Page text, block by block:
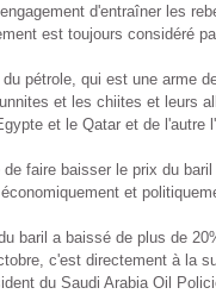
d'entraîner les
est toujours considéré
pétrole, qui est une arme
et les chiites et leurs
et le Qatar et de l'autre
faire baisser le prix du
et
baril a baissé de plus de
c'est directement à la
du Saudi Arabia Oil